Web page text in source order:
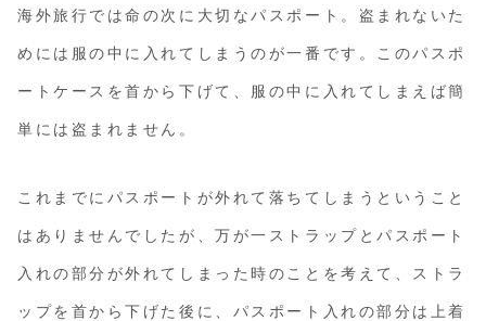
海外旅行では命の次に大切なパスポート。盗まれないた
めには服の中に入れてしまうのが一番です。このパスポ
ートケースを首から下げて、服の中に入れてしまえば簡
単には盗まれません。
これまでにパスポートが外れて落ちてしまうということ
はありませんでしたが、万が一ストラップとパスポート
入れの部分が外れてしまった時のことを考えて、ストラ
ップを首から下げた後に、パスポート入れの部分は上着